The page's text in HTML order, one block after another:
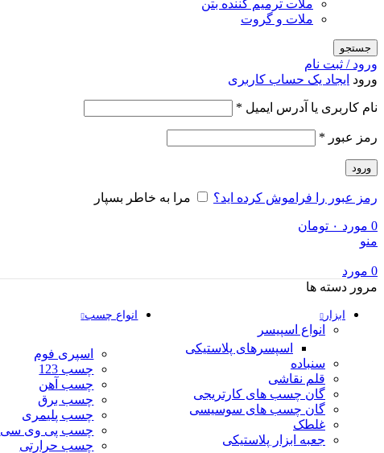
ملات ترمیم کننده بتن
ملات و گروت
جستجو
ورود / ثبت نام
ورود ایجاد یک حساب کاربری
نام کاربری یا آدرس ایمیل *
رمز عبور *
ورود
رمز عبور را فراموش کرده اید؟ مرا به خاطر بسپار
0 مورد ۰ تومان
منو
0 مورد
مرور دسته ها
ابزار
انواع اسپیسر
اسپسرهای پلاستیکی
سنباده
قلم نقاشی
گان چسب های کارتریجی
گان چسب های سوسیسی
غلطک
جعبه ابزار پلاستیکی
انواع چسب
اسپری فوم
چسب 123
چسب آهن
چسب برق
چسب پلیمری
چسب پی وی سی
چسب حرارتی